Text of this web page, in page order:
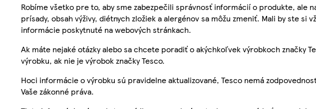
Robíme všetko pre to, aby sme zabezpečili správnosť informácií o produkte, ale
prísady, obsah výživy, diétnych zložiek a alergénov sa môžu zmeniť. Mali by ste
informácie poskytnuté na webových stránkach.
Ak máte nejaké otázky alebo sa chcete poradiť o akýchkoľvek výrobkoch značky
výrobku, ak nie je výrobok značky Tesco.
Hoci informácie o výrobku sú pravidelne aktualizované, Tesco nemá
Vaše zákonné práva.